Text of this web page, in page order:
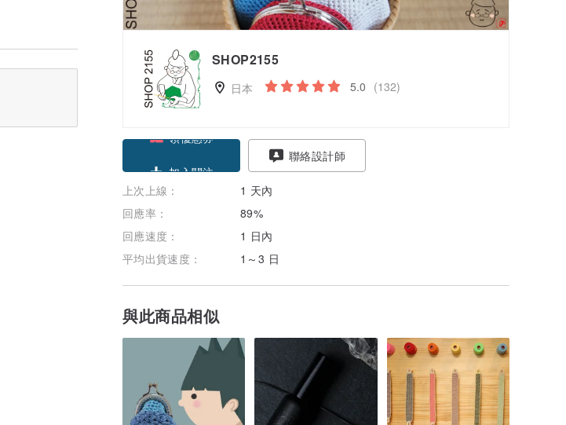
SHOP2155
日本 5.0 (132)
加入關注
聯絡設計師
上次上線：
1 天內
回應率：
89%
回應速度：
1 日內
平均出貨速度：
1～3 日
與此商品相似